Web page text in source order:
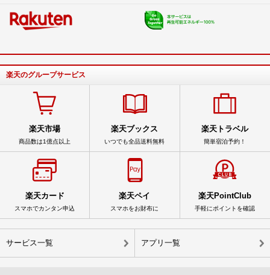
楽天のグループサービス
楽天市場
商品数は1億点以上
楽天ブックス
いつでも全品送料無料
楽天トラベル
簡単宿泊予約！
楽天カード
スマホでカンタン申込
楽天ペイ
スマホをお財布に
楽天PointClub
手軽にポイントを確認
サービス一覧 アプリ一覧